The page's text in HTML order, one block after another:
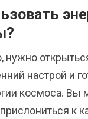
нужно
настрой и
космоса. Вы
к